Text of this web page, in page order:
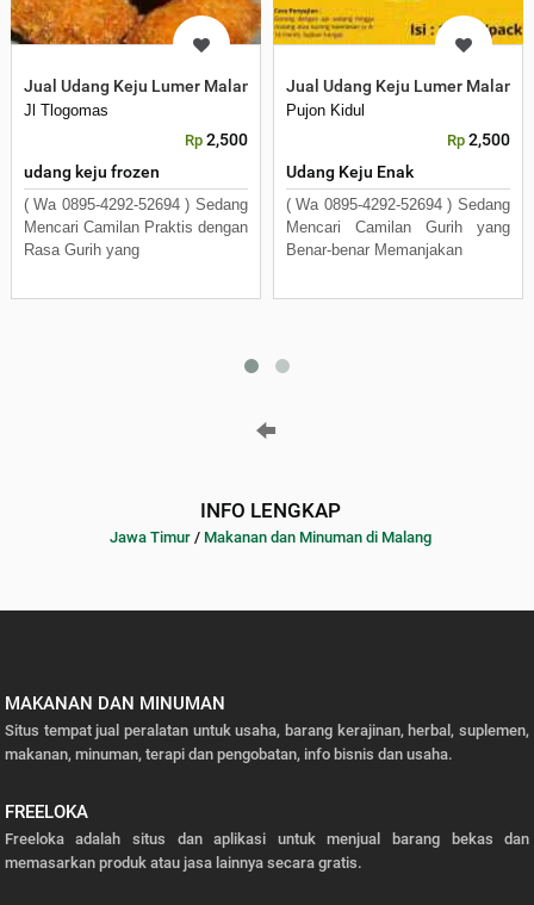
Jual Udang Keju Lumer Malang
Jl Tlogomas
Rp 2,500
udang keju frozen
( Wa 0895-4292-52694 ) Sedang
Mencari Camilan Praktis dengan
Rasa Gurih yang
Jual Udang Keju Lumer Malang
Pujon Kidul
Rp 2,500
Udang Keju Enak
( Wa 0895-4292-52694 ) Sedang
Mencari Camilan Gurih yang
Benar-benar Memanjakan
INFO LENGKAP
Jawa Timur / Makanan dan Minuman di Malang
MAKANAN DAN MINUMAN
Situs tempat jual peralatan untuk usaha, barang kerajinan, herbal, suplemen,
makanan, minuman, terapi dan pengobatan, info bisnis dan usaha.
FREELOKA
Freeloka adalah situs dan aplikasi untuk menjual barang bekas dan
memasarkan produk atau jasa lainnya secara gratis.